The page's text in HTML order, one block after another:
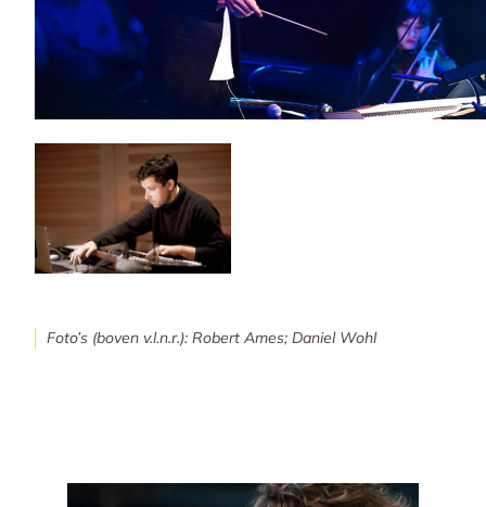
Foto’s (boven v.l.n.r.): Robert Ames; Daniel Wohl